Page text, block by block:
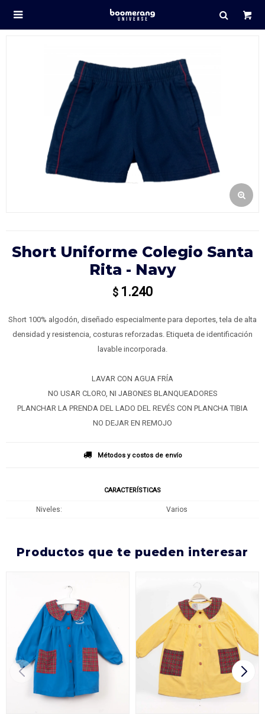

Short Uniforme Colegio Santa
Rita - Navy
$ 1.240
Short 100% algodón, diseñado especialmente para deportes, tela de alta
densidad y resistencia, costuras reforzadas. Etiqueta de identificación
lavable incorporada.
LAVAR CON AGUA FRÍA
NO USAR CLORO, NI JABONES BLANQUEADORES
PLANCHAR LA PRENDA DEL LADO DEL REVÉS CON PLANCHA TIBIA
NO DEJAR EN REMOJO
Métodos y costos de envío
CARACTERÍSTICAS
Niveles Varios
productos que te pueden interesar